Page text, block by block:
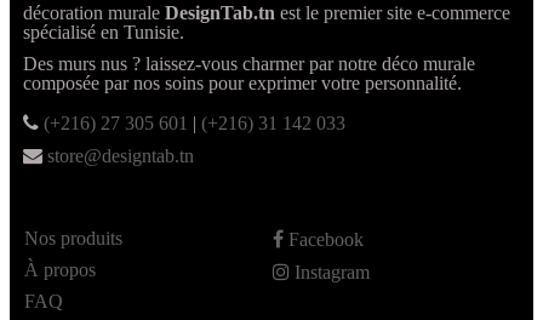
décoration murale DesignTab.tn est le premier site e-commerce
spécialisé en Tunisie.
Des murs nus ? laissez-vous charmer par notre déco murale
composée par nos soins pour exprimer votre personnalité.
(+216) 27 305 601 | (+216) 31 142 033
store@designtab.tn
Nos produits
À propos
FAQ
Facebook
Instagram